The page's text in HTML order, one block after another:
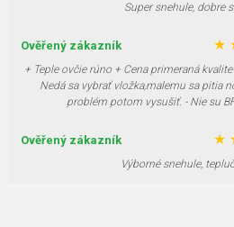
Super snehule, dobre
Ověřený zákazník ★
+ Teple ovčie rúno + Cena primeraná
Nedá sa vybrať vložka,malemu sa pitia
problém potom vysušiť. - Nie su
Ověřený zákazník ★
Výborné snehule,